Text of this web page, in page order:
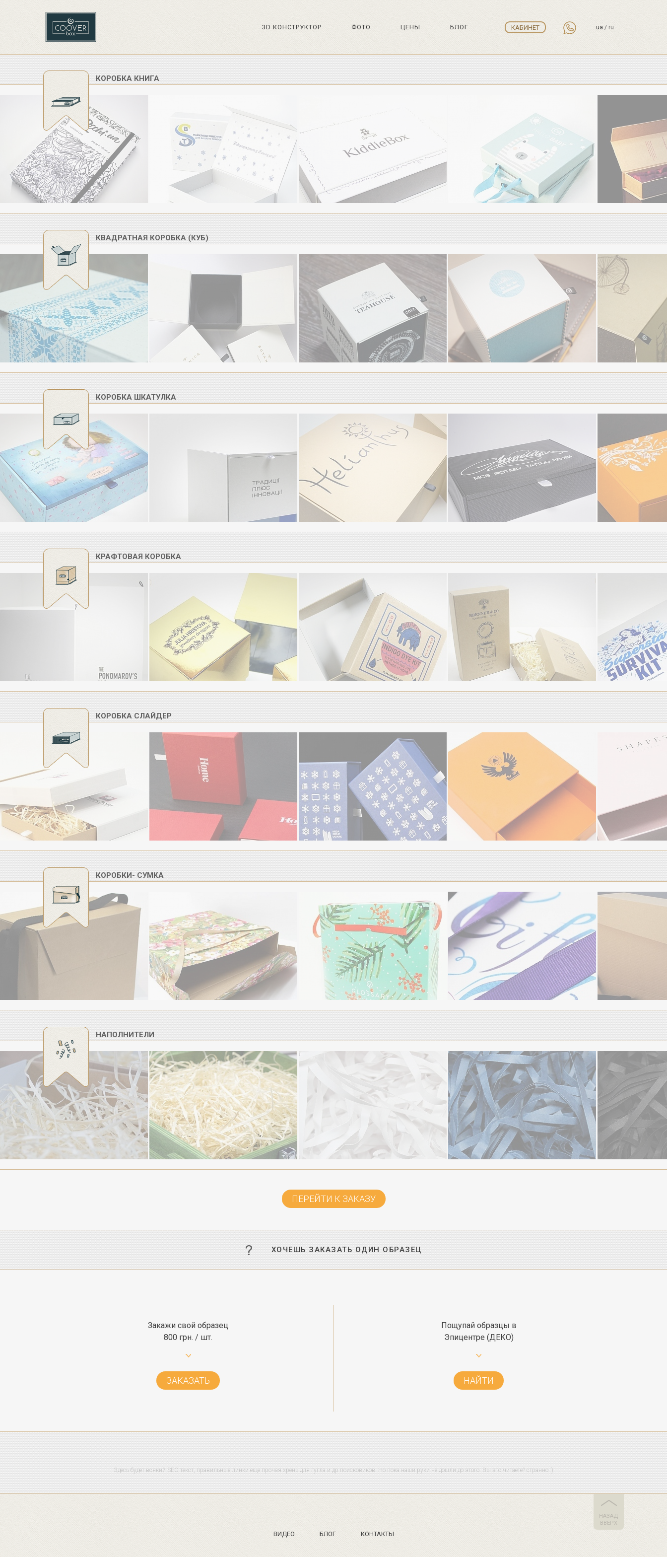
ua / ru
3D КОНСТРУКТОР ФОТО ЦЕНЫ БЛОГ КАБИНЕТ
КОРОБКА КНИГА
КВАДРАТНАЯ КОРОБКА (КУБ)
КОРОБКА ШКАТУЛКА
КРАФТОВАЯ КОРОБКА
КОРОБКА СЛАЙДЕР
КОРОБКИ- СУМКА
НАПОЛНИТЕЛИ
ПЕРЕЙТИ К ЗАКАЗУ
ХОЧЕШЬ ЗАКАЗАТЬ ОДИН ОБРАЗЕЦ
Закажи свой образец
800 грн. / шт.
ЗАКАЗАТЬ
Пощупай образцы в
Эпицентре (ДЕКО)
НАЙТИ
Здесь будет всякий SEO текст, правильные линки еще прочая хрень для гугла и др поисковиков. Но пока наши руки не дошли до этого. Вы это читаете? странно :)
НАЗАД
ВВЕРХ
ВИДЕО БЛОГ КОНТАКТЫ